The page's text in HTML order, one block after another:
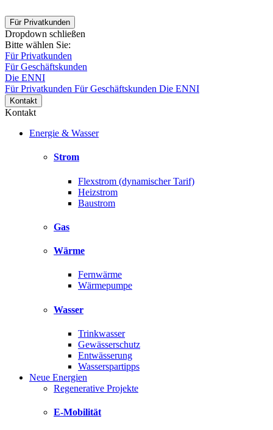
Für Privatkunden
Dropdown schließen
Bitte wählen Sie:
Für Privatkunden
Für Geschäftskunden
Die ENNI
Für Privatkunden Für Geschäftskunden Die ENNI
Kontakt
Kontakt
Energie & Wasser
Strom
Flexstrom (dynamischer Tarif)
Heizstrom
Baustrom
Gas
Wärme
Fernwärme
Wärmepumpe
Wasser
Trinkwasser
Gewässerschutz
Entwässerung
Wasserspartipps
Neue Energien
Regenerative Projekte
E-Mobilität